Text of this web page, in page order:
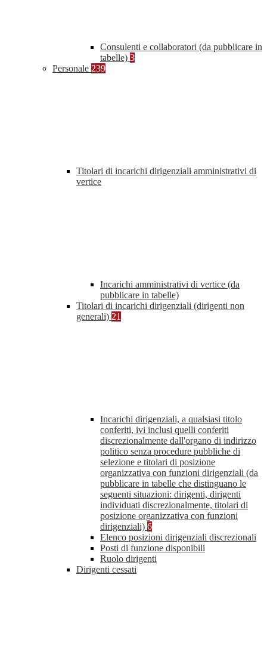
Consulenti e collaboratori (da pubblicare in
tabelle) 3
Personale 239
Titolari di incarichi dirigenziali amministrativi di
vertice
Incarichi amministrativi di vertice (da
pubblicare in tabelle)
Titolari di incarichi dirigenziali (dirigenti non
generali) 21
Incarichi dirigenziali, a qualsiasi titolo
conferiti, ivi inclusi quelli conferiti
discrezionalmente dall'organo di indirizzo
politico senza procedure pubbliche di
selezione e titolari di posizione
organizzativa con funzioni dirigenziali (da
pubblicare in tabelle che distinguano le
seguenti situazioni: dirigenti, dirigenti
individuati discrezionalmente, titolari di
posizione organizzativa con funzioni
dirigenziali) 6
Elenco posizioni dirigenziali discrezionali
Posti di funzione disponibili
Ruolo dirigenti
Dirigenti cessati